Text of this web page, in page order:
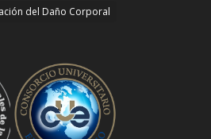
del Daño Corporal